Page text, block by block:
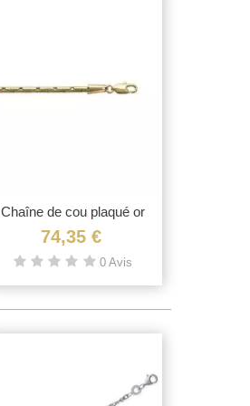
Vue rapide
Chaîne de cou plaqué or
maille...
74,35 €
0 Avis